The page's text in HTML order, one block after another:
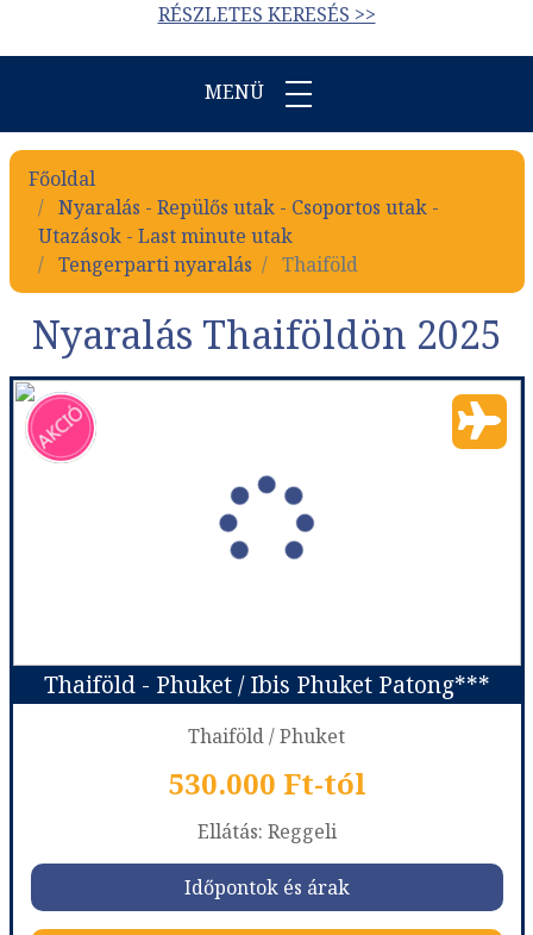
RÉSZLETES KERESÉS >>
MENÜ
Főoldal
Nyaralás - Repülős utak - Csoportos utak -
Utazások - Last minute utak
Tengerparti nyaralás
Thaiföld
Nyaralás Thaiföldön 2025
Thaiföld - Phuket / Ibis Phuket Patong***
Thaiföld / Phuket
530.000 Ft-tól
Ellátás: Reggeli
Időpontok és árak